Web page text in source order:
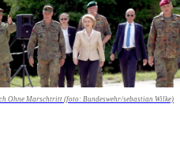
Ohne Marschtritt (foto: Bundeswehr/sebastian Wilke)